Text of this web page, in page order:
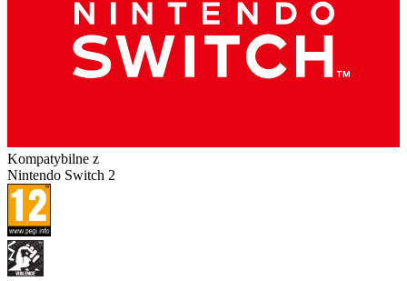
Kompatybilne z
Nintendo Switch 2